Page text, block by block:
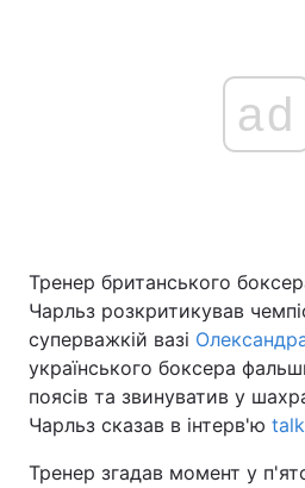
ad
Тренер британського
Чарльз розкритикував
суперважкій вазі
українського боксера
поясів та звинуватив у
Чарльз сказав в інтерв'ю
Тренер згадав момент у